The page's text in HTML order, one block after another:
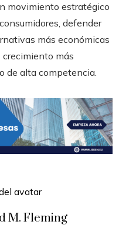
movimiento estratégico
defender
más económicas
más
de alta competencia.
M. Fleming